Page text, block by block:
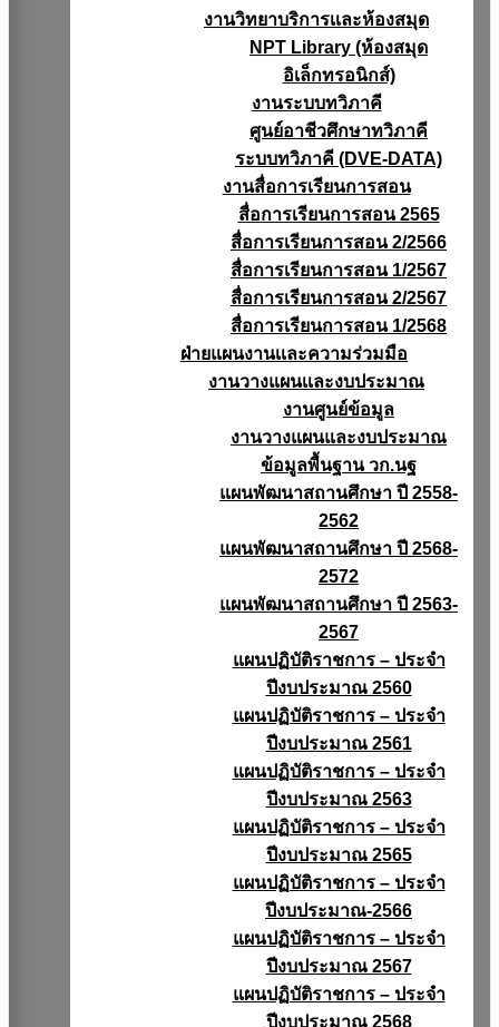
งานวิทยาบริการเเละห้องสมุด
NPT Library (ห้องสมุด
อิเล็กทรอนิกส์)
งานระบบทวิภาคี
ศูนย์อาชีวศึกษาทวิภาคี
ระบบทวิภาคี (DVE-DATA)
งานสื่อการเรียนการสอน
สื่อการเรียนการสอน 2565
สื่อการเรียนการสอน 2/2566
สื่อการเรียนการสอน 1/2567
สื่อการเรียนการสอน 2/2567
สื่อการเรียนการสอน 1/2568
ฝ่ายแผนงานเเละความร่วมมือ
งานวางแผนเเละงบประมาณ
งานศูนย์ข้อมูล
งานวางแผนและงบประมาณ
ข้อมูลพื้นฐาน วก.นฐ
แผนพัฒนาสถานศึกษา ปี 2558-
2562
แผนพัฒนาสถานศึกษา ปี 2568-
2572
แผนพัฒนาสถานศึกษา ปี 2563-
2567
แผนปฏิบัติราชการ – ประจำ
ปีงบประมาณ 2560
แผนปฏิบัติราชการ – ประจำ
ปีงบประมาณ 2561
แผนปฏิบัติราชการ – ประจำ
ปีงบประมาณ 2563
แผนปฏิบัติราชการ – ประจำ
ปีงบประมาณ 2565
แผนปฏิบัติราชการ – ประจำ
ปีงบประมาณ-2566
แผนปฏิบัติราชการ – ประจำ
ปีงบประมาณ 2567
แผนปฏิบัติราชการ – ประจำ
ปีงบประมาณ 2568